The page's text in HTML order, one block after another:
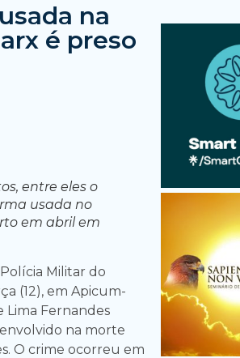
na
é preso
entre eles o
usada no
em abril em
Militar do
(12), em Apicum-
Lima Fernandes
na morte
O crime ocorreu em